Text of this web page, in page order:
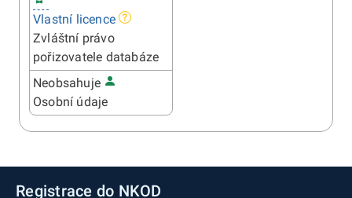
Vlastní licence
Zvláštní právo
pořizovatele databáze
Neobsahuje
Osobní údaje
Registrace do NKOD